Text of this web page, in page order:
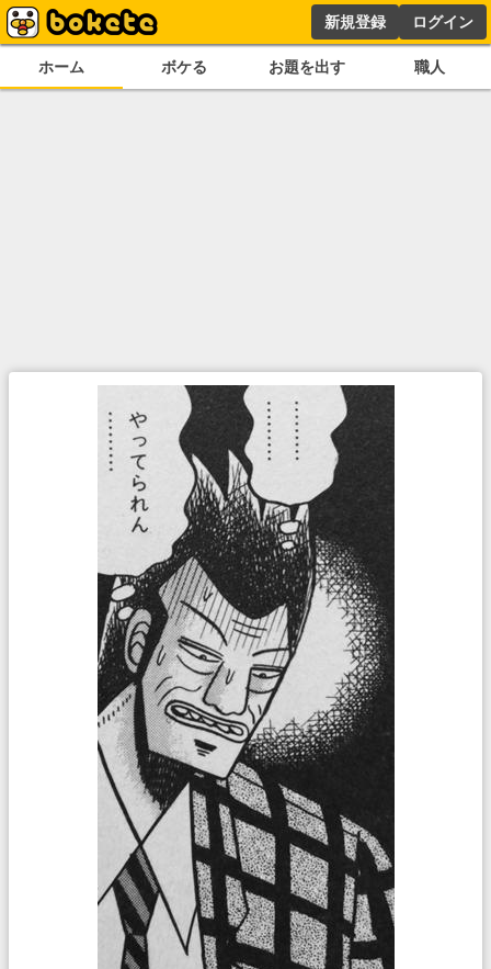
新規登録 ログイン
ホーム ボケる お題を出す 職人